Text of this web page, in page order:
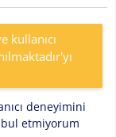
kullanıcı
deneyimini
etmiyorum